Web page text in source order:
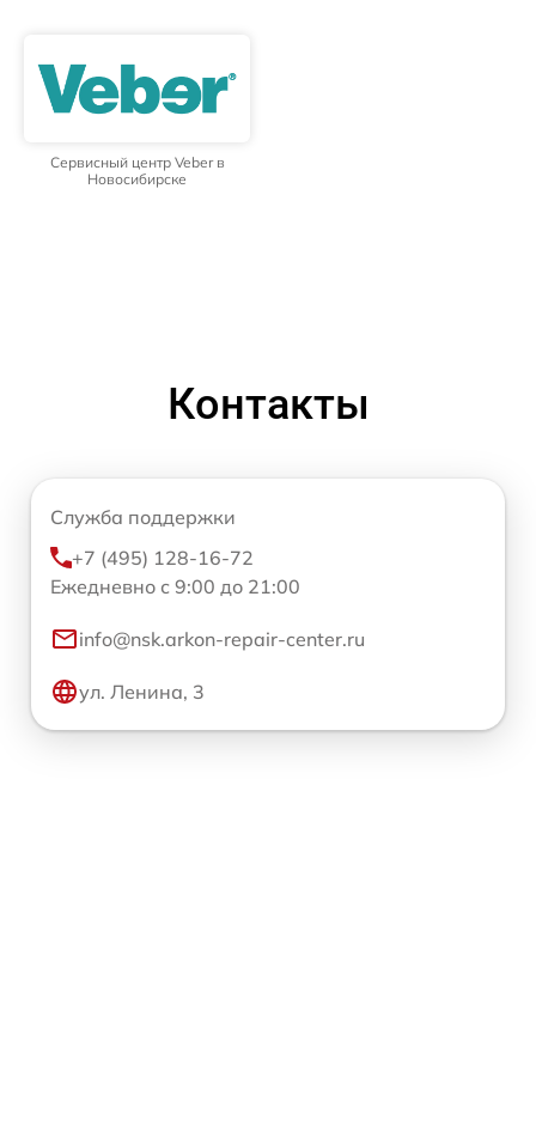
Сервисный центр Veber в
Новосибирске
Контакты
Служба поддержки
+7 (495) 128-16-72
Ежедневно с 9:00 до 21:00
info@nsk.arkon-repair-center.ru
ул. Ленина, 3